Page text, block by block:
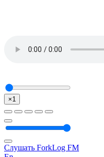
×1
Слушать ForkLog FM